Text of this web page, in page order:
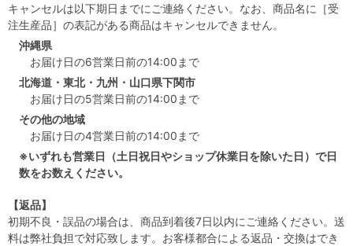
キャンセルは以下期日までにご連絡ください。なお、商品名に［受
注生産品］の表記がある商品はキャンセルできません。
沖縄県
お届け日の6営業日前の14:00まで
北海道・東北・九州・山口県下関市
お届け日の5営業日前の14:00まで
その他の地域
お届け日の4営業日前の14:00まで
※いずれも営業日（土日祝日やショップ休業日を除いた日）で日
数をお数えください。
【返品】
初期不良・誤品の場合は、商品到着後7日以内にご連絡ください。送
料は弊社負担で対応致します。お客様都合による返品・交換はでき